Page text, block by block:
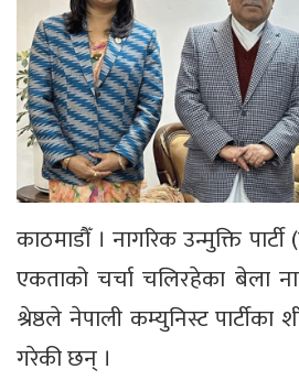
काठमाडौँ । नागरिक उन्मुक्ति
एकताको चर्चा चलिरहेका बेला
श्रेष्ठले नेपाली कम्युनिस्ट
गरेकी छन् ।